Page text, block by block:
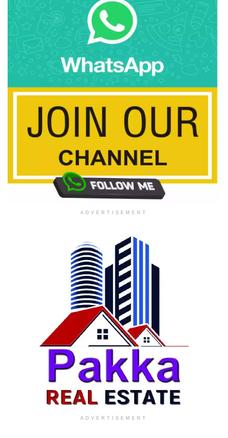
ADVERTISEMENT
ADVERTISEMENT